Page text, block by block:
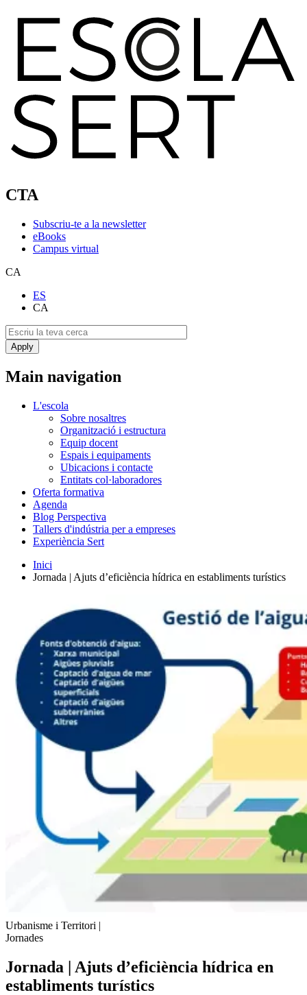
CTA
Subscriu-te a la newsletter
eBooks
Campus virtual
CA
ES
CA
Main navigation
L'escola
Sobre nosaltres
Organització i estructura
Equip docent
Espais i equipaments
Ubicacions i contacte
Entitats col·laboradores
Oferta formativa
Agenda
Blog Perspectiva
Tallers d'indústria per a empreses
Experiència Sert
Inici
Jornada | Ajuts d’eficiència hídrica en establiments turístics
Urbanisme i Territori |
Jornades
Jornada | Ajuts d’eficiència hídrica en
establiments turístics